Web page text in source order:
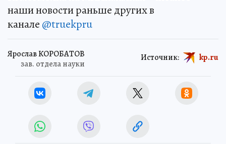
наши новости раньше других в
канале @truekpru
Ярослав КОРОБАТОВ
зав. отдела науки
Источник: kp.ru